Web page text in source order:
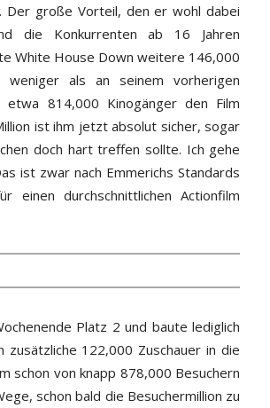
Der große Vorteil, den er wohl dabei
die Konkurrenten ab 16 Jahren
White House Down weitere 146,000
weniger als an seinem vorherigen
etwa 814,000 Kinogänger den Film
ist ihm jetzt absolut sicher, sogar
doch hart treffen sollte. Ich gehe
ist zwar nach Emmerichs Standards
einen durchschnittlichen Actionfilm
Platz 2 und baute lediglich
122,000 Zuschauer in die
schon von knapp 878,000 Besuchern
schon bald die Besuchermillion zu